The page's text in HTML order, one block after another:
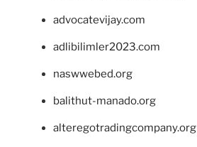
advocatevijay.com
adlibilimler2023.com
naswwebed.org
balithut-manado.org
alteregotradingcompany.org